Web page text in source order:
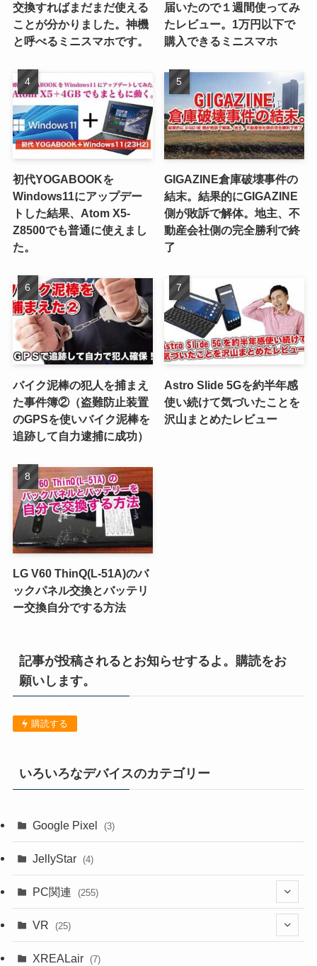
交換すればまだまだ使える
ことが分かりました。神機
と呼べるミニスマホです。
届いたので１週間使ってみ
たレビュー。1万円以下で
購入できるミニスマホ
初代YOGABOOKを
Windows11にアップデー
トした結果、Atom X5-
Z8500でも普通に使えまし
た。
GIGAZINE倉庫破壊事件の
結末。結果的にGIGAZINE
側が敗訴で解体。地主、不
動産会社側の完全勝利で終
了
バイク泥棒の犯人を捕まえ
た事件簿②（盗難防止装置
のGPSを使いバイク泥棒を
追跡して自力逮捕に成功）
Astro Slide 5Gを約半年感
使い続けて気づいたことを
沢山まとめたレビュー
LG V60 ThinQ(L-51A)のバ
ックパネル交換とバッテリ
ー交換自分でする方法
記事が投稿されるとお知らせするよ。購読をお
願いします。
購読する
いろいろなデバイスのカテゴリー
Google Pixel (3)
JellyStar (4)
PC関連 (255)
(9)
VR (25)
(18)
XREALair (7)